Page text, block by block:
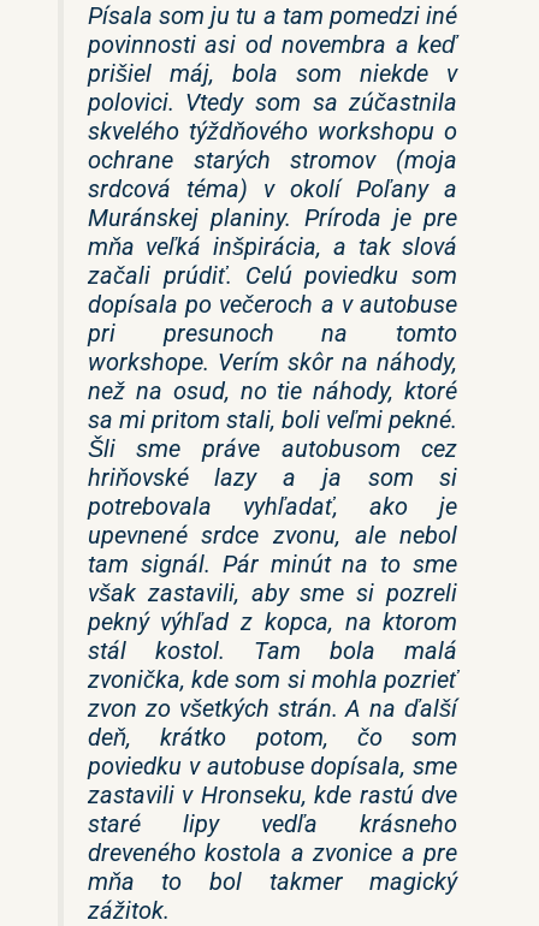
Písala som ju tu a tam pomedzi iné
povinnosti asi od novembra a keď
prišiel máj, bola som niekde v
polovici. Vtedy som sa zúčastnila
skvelého týždňového workshopu o
ochrane starých stromov (moja
srdcová téma) v okolí Poľany a
Muránskej planiny. Príroda je pre
mňa veľká inšpirácia, a tak slová
začali prúdiť. Celú poviedku som
dopísala po večeroch a v autobuse
pri presunoch na tomto
workshope. Verím skôr na náhody,
než na osud, no tie náhody, ktoré
sa mi pritom stali, boli veľmi pekné.
Šli sme práve autobusom cez
hriňovské lazy a ja som si
potrebovala vyhľadať, ako je
upevnené srdce zvonu, ale nebol
tam signál. Pár minút na to sme
však zastavili, aby sme si pozreli
pekný výhľad z kopca, na ktorom
stál kostol. Tam bola malá
zvonička, kde som si mohla pozrieť
zvon zo všetkých strán. A na ďalší
deň, krátko potom, čo som
poviedku v autobuse dopísala, sme
zastavili v Hronseku, kde rastú dve
staré lipy vedľa krásneho
dreveného kostola a zvonice a pre
mňa to bol takmer magický
zážitok.